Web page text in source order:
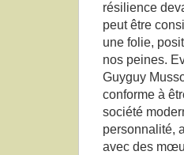
résilience
peut être
une folie,
nos peines.
Guyguy
conforme à
société
personnalité,
avec des